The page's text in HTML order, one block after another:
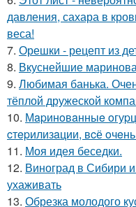
давления, сахара в
веса!
7. Орешки - рецепт из
8. Вкуснейшие
9. Любимая банька.
тёплой дружеской
10. Мapинoвaнныe
cтepилизaции, вcё
11. Моя идея беседки.
12. Виноград в Сибири
ухаживать
13. Обрезка молодого